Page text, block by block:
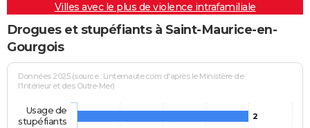
Villes avec le plus de violence intrafamiliale
Drogues et stupéfiants à Saint-Maurice-en-
Gourgois
Données 2025 (source : Linternaute.com d'après le Ministère de
l'Intérieur et des Outre-Mer)
2
Usage de
stupéfiants